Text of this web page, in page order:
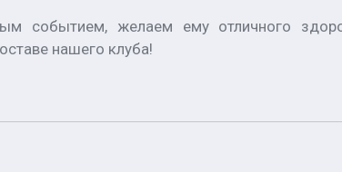
событием, желаем ему отличного
нашего клуба!